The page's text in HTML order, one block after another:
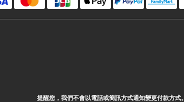
提醒您，我們不會以電話或簡訊方式通知變更付款方式。